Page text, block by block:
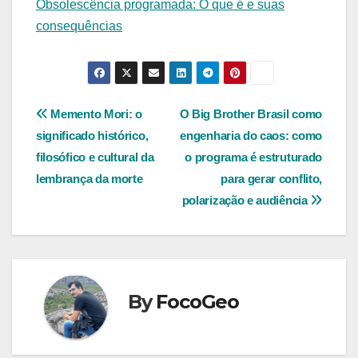
Obsolescência programada: O que é e suas
consequências
Navegação
de
Post
O Big Brother Brasil como
engenharia do caos: como
o programa é estruturado
para gerar conflito,
polarização e audiência
Memento Mori: o
significado histórico,
filosófico e cultural da
lembrança da morte
ByFocoGeo